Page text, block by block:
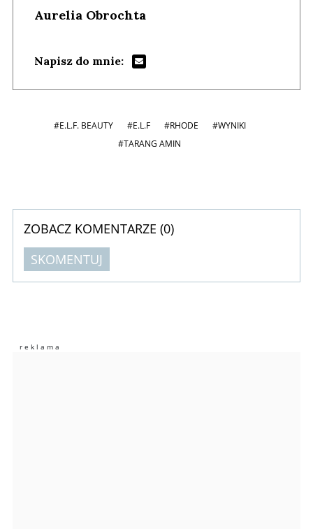
Aurelia Obrochta
Napisz do mnie:
#E.L.F. BEAUTY #E.L.F #RHODE
#WYNIKI
#TARANG AMIN
ZOBACZ KOMENTARZE (0)
SKOMENTUJ
Imię (Wymagane)